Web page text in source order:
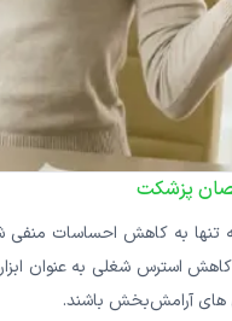
پزشکت
به کاهش احساسات منفی
کاهش استرس شغلی به عنوان
های آرامش‌بخش باشند.